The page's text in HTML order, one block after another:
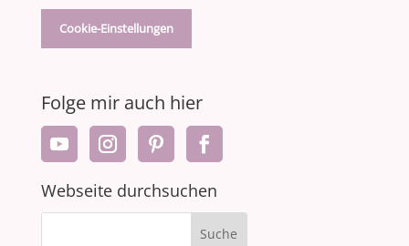
Cookie-Einstellungen
Folge mir auch hier
Webseite durchsuchen